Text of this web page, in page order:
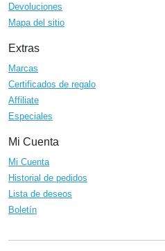
Devoluciones
Mapa del sitio
Extras
Marcas
Certificados de regalo
Affiliate
Especiales
Mi Cuenta
Mi Cuenta
Historial de pedidos
Lista de deseos
Boletín